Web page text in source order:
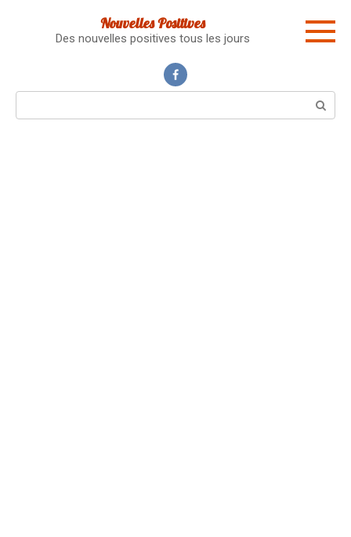
Nouvelles Positives
Des nouvelles positives tous les jours